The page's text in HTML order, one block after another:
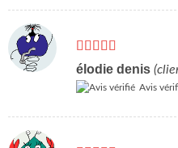
Note5sur 5
élodie denis
Avis